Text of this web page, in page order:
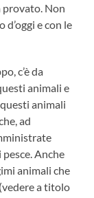
provato. Non
e con le
c’è da
animali e
animali
ad
Anche
animali che
a titolo